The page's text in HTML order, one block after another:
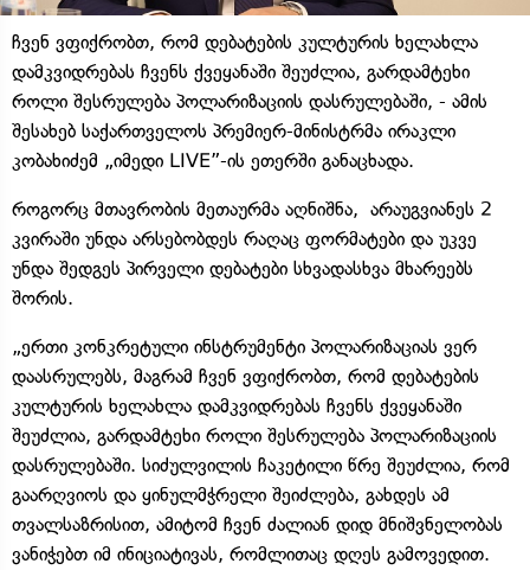
ჩვენ ვფიქრობთ, რომ დებატების კულტურის ხელახლა
დამკვიდრებას ჩვენს ქვეყანაში შეუძლია, გარდამტეხი
როლი შესრულება პოლარიზაციის დასრულებაში, - ამის
შესახებ საქართველოს პრემიერ-მინისტრმა ირაკლი
კობახიძემ „იმედი LIVE”-ის ეთერში განაცხადა.
როგორც მთავრობის მეთაურმა აღნიშნა, არაუგვიანეს 2
კვირაში უნდა არსებობდეს რაღაც ფორმატები და უკვე
უნდა შედგეს პირველი დებატები სხვადასხვა მხარეებს
შორის.
„ერთი კონკრეტული ინსტრუმენტი პოლარიზაციას ვერ
დაასრულებს, მაგრამ ჩვენ ვფიქრობთ, რომ დებატების
კულტურის ხელახლა დამკვიდრებას ჩვენს ქვეყანაში
შეუძლია, გარდამტეხი როლი შესრულება პოლარიზაციის
დასრულებაში. სიძულვილის ჩაკეტილი წრე შეუძლია, რომ
გაარღვიოს და ყინულმჭრელი შეიძლება, გახდეს ამ
თვალსაზრისით, ამიტომ ჩვენ ძალიან დიდ მნიშვნელობას
ვანიჭებთ იმ ინიციატივას, რომლითაც დღეს გამოვედით.